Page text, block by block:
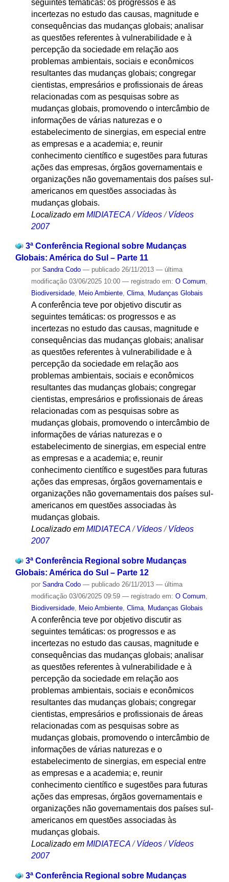
seguintes temáticas: os progressos e as
incertezas no estudo das causas, magnitude e
consequências das mudanças globais; analisar
as questões referentes à vulnerabilidade e à
percepção da sociedade em relação aos
problemas ambientais, sociais e econômicos
resultantes das mudanças globais; congregar
cientistas, empresários e profissionais de áreas
relacionadas com as pesquisas sobre as
mudanças globais, promovendo o intercâmbio de
informações de várias naturezas e o
estabelecimento de sinergias, em especial entre
as empresas e a academia; e, reunir
conhecimento científico e sugestões para futuras
ações das empresas, órgãos governamentais e
organizações não governamentais dos países sul-
americanos em questões associadas às
mudanças globais.
Localizado em MIDIATECA /Vídeos /Vídeos
2007
3ª Conferência Regional sobre Mudanças
Globais: América do Sul – Parte 11
por Sandra Codo — publicado26/11/2013 — última
modificação03/06/2025 10:00 — registrado em: O Comum,
Biodiversidade, Meio Ambiente, Clima, Mudanças Globais
A conferência teve por objetivo discutir as
seguintes temáticas: os progressos e as
incertezas no estudo das causas, magnitude e
consequências das mudanças globais; analisar
as questões referentes à vulnerabilidade e à
percepção da sociedade em relação aos
problemas ambientais, sociais e econômicos
resultantes das mudanças globais; congregar
cientistas, empresários e profissionais de áreas
relacionadas com as pesquisas sobre as
mudanças globais, promovendo o intercâmbio de
informações de várias naturezas e o
estabelecimento de sinergias, em especial entre
as empresas e a academia; e, reunir
conhecimento científico e sugestões para futuras
ações das empresas, órgãos governamentais e
organizações não governamentais dos países sul-
americanos em questões associadas às
mudanças globais.
Localizado em MIDIATECA / Vídeos / Vídeos
2007
3ª Conferência Regional sobre Mudanças
Globais: América do Sul – Parte 12
por Sandra Codo — publicado26/11/2013 — última
modificação03/06/2025 09:59 — registrado em: O Comum,
Biodiversidade, Meio Ambiente, Clima, Mudanças Globais
A conferência teve por objetivo discutir as
seguintes temáticas: os progressos e as
incertezas no estudo das causas, magnitude e
consequências das mudanças globais; analisar
as questões referentes à vulnerabilidade e à
percepção da sociedade em relação aos
problemas ambientais, sociais e econômicos
resultantes das mudanças globais; congregar
cientistas, empresários e profissionais de áreas
relacionadas com as pesquisas sobre as
mudanças globais, promovendo o intercâmbio de
informações de várias naturezas e o
estabelecimento de sinergias, em especial entre
as empresas e a academia; e, reunir
conhecimento científico e sugestões para futuras
ações das empresas, órgãos governamentais e
organizações não governamentais dos países sul-
americanos em questões associadas às
mudanças globais.
Localizado em MIDIATECA /Vídeos /Vídeos
2007
3ª Conferência Regional sobre Mudanças